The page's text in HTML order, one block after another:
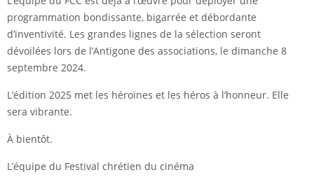
programmation bondissante, bigarrée et débordante
d’inventivité. Les grandes lignes de la sélection seront
dévoilées lors de l’Antigone des associations, le dimanche 8
septembre 2024.
L’édition 2025 met les héroïnes et les héros à l’honneur. Elle
sera vibrante.
À bientôt.
L’équipe du Festival chrétien du cinéma